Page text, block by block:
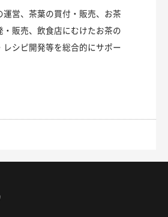
運営、茶葉の買付・販売、お茶
・販売、飲食店にむけたお茶の
レシピ開発等を総合的にサポー